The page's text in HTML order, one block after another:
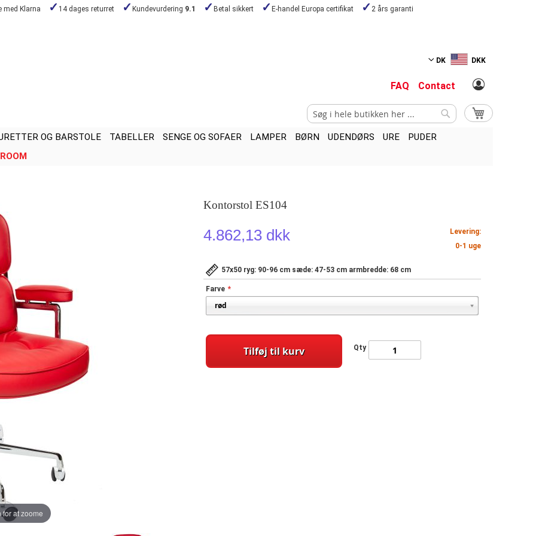
med Klarna 14 dages returret Kundevurdering 9.1 Betal sikkert E-handel Europa certifikat 2 års garanti
DK DKK
FAQ Contact
My Cart
Search
OG BARSTOLE TABELLER SENGE OG SOFAER LAMPER BØRN UDENDØRS URE
PUDER
Kontorstol ES104
4.862,13 dkk
Levering:
0-1 uge
57x50 ryg: 90-96 cm sæde: 47-53 cm armbredde: 68 cm
Farve
Qty
Tilføj til kurv
at zoome